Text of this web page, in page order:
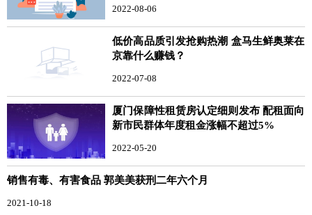
2022-08-06
低价高品质引发抢购热潮 盒马生鲜奥莱在
京靠什么赚钱？
2022-07-08
厦门保障性租赁房认定细则发布 配租面向
新市民群体年度租金涨幅不超过5%
2022-05-20
销售有毒、有害食品 郭美美获刑二年六个月
2021-10-18